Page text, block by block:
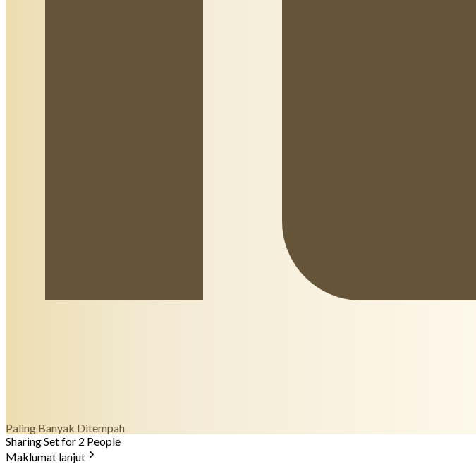
Paling Banyak Ditempah
Sharing Set for 2 People
Maklumat lanjut